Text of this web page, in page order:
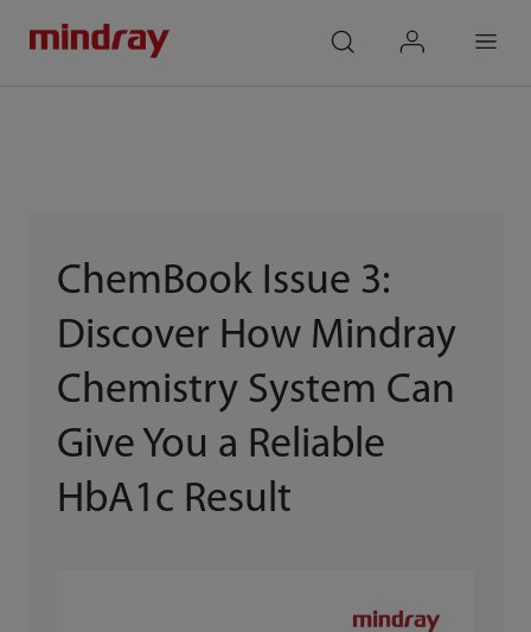
ChemBook Issue 3:
Discover How Mindray
Chemistry System Can
Give You a Reliable
HbA1c Result